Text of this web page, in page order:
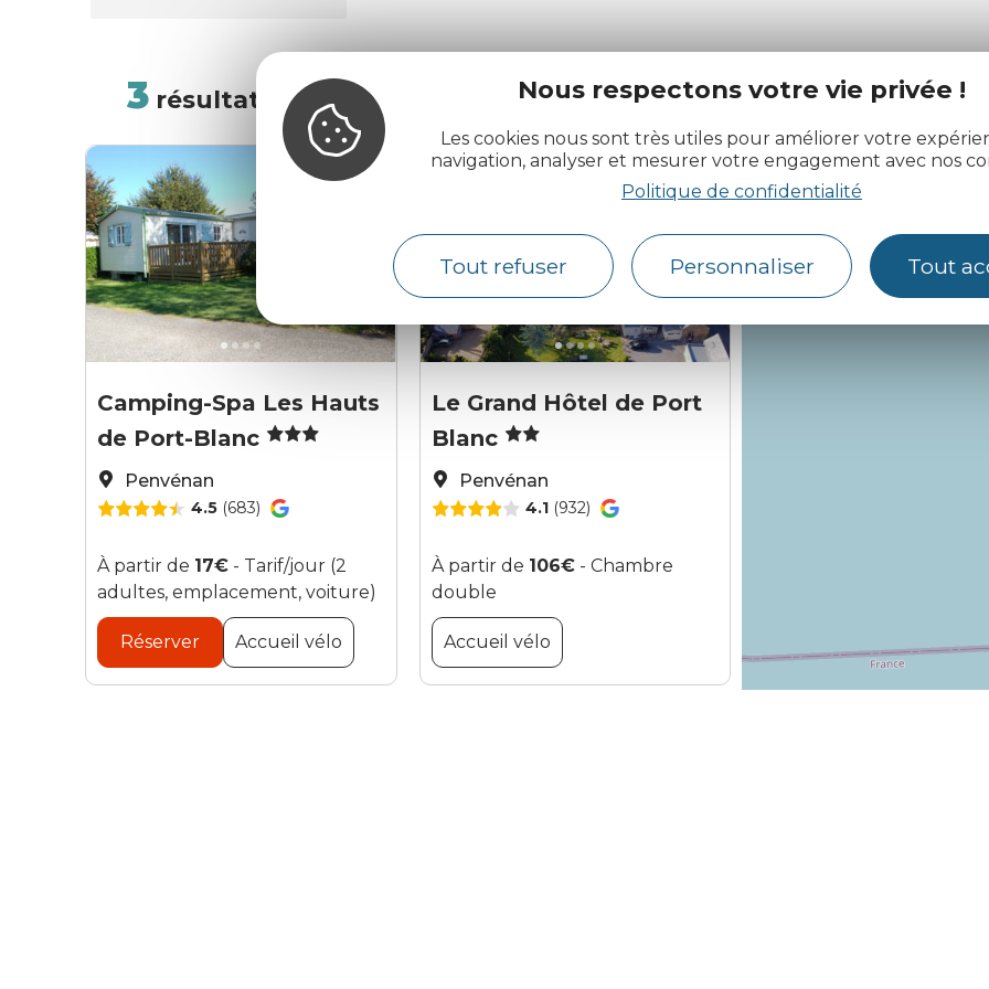
Nous respectons votre vie privée !
Les cookies nous sont très utiles pour améliorer votre
navigation, analyser et mesurer votre engagement avec nos
Politique de confidentialité
Tout refuser Personnaliser Tout
3 résultats ALÉATOIRE AUTOURDE MOI
ot treguier Camping les hauts de Port Blanc
Camping-Spa Les Hauts
de Port-Blanc
Penvénan
4.5 (683)
À partir de 17€ - Tarif/jour (2
adultes, emplacement, voiture)
Réserver Accueil vélo
©Côtes d'Armor Développement
Le Grand Hôtel de Port
Blanc
Penvénan
4.1(932)
À partir de 106€- Chambre
double
Accueil vélo